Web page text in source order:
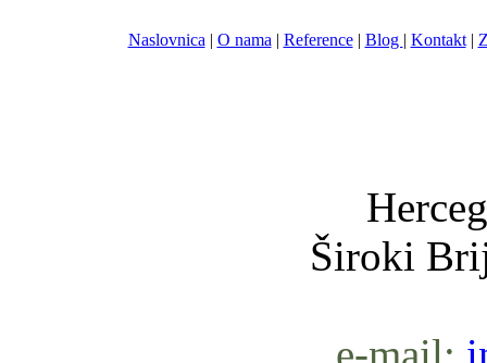
Naslovnica | O nama | Reference| Blog | Kontakt|
Široki